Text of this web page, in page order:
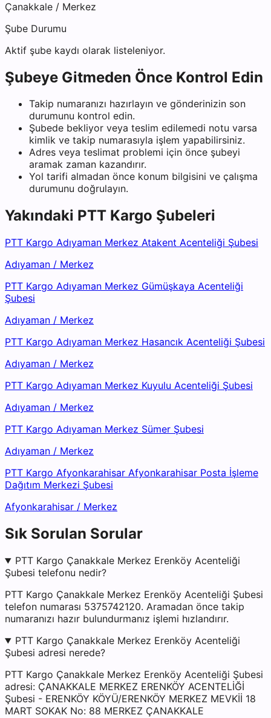
Çanakkale / Merkez
Şube Durumu
Aktif şube kaydı olarak listeleniyor.
Şubeye Gitmeden Önce Kontrol Edin
Takip numaranızı hazırlayın ve gönderinizin son
durumunu kontrol edin.
Şubede bekliyor veya teslim edilemedi notu varsa
kimlik ve takip numarasıyla işlem yapabilirsiniz.
Adres veya teslimat problemi için önce şubeyi
aramak zaman kazandırır.
Yol tarifi almadan önce konum bilgisini ve çalışma
durumunu doğrulayın.
Yakındaki PTT Kargo Şubeleri
PTT Kargo Adıyaman Merkez Atakent Acenteliği Şubesi
Adıyaman / Merkez
PTT Kargo Adıyaman Merkez Gümüşkaya Acenteliği
Şubesi
Adıyaman / Merkez
PTT Kargo Adıyaman Merkez Hasancık Acenteliği Şubesi
Adıyaman / Merkez
PTT Kargo Adıyaman Merkez Kuyulu Acenteliği Şubesi
Adıyaman / Merkez
PTT Kargo Adıyaman Merkez Sümer Şubesi
Adıyaman / Merkez
PTT Kargo Afyonkarahisar Afyonkarahisar Posta İşleme
Dağıtım Merkezi Şubesi
Afyonkarahisar / Merkez
Sık Sorulan Sorular
PTT Kargo Çanakkale Merkez Erenköy Acenteliği
Şubesi telefonu nedir?
PTT Kargo Çanakkale Merkez Erenköy Acenteliği Şubesi
telefon numarası 5375742120. Aramadan önce takip
numaranızı hazır bulundurmanız işlemi hızlandırır.
PTT Kargo Çanakkale Merkez Erenköy Acenteliği
Şubesi adresi nerede?
PTT Kargo Çanakkale Merkez Erenköy Acenteliği Şubesi
adresi: ÇANAKKALE MERKEZ ERENKÖY ACENTELİĞİ
Şubesi - ERENKÖY KÖYÜ/ERENKÖY MERKEZ MEVKİİ 18
MART SOKAK No: 88 MERKEZ ÇANAKKALE